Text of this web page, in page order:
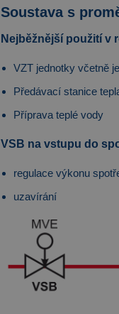
Soustava s
Nejběžnější použití v
VZT jednotky včetně
Předávací stanice
Příprava teplé vody
VSB na vstupu do
regulace výkonu
uzavírání